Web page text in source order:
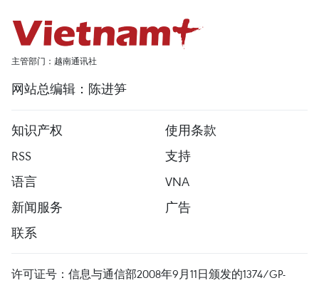
主管部门：越南通讯社
网站总编辑：陈进笋
知识产权
使用条款
RSS
支持
语言
VNA
新闻服务
广告
联系
许可证号：信息与通信部2008年9月11日颁发的1374/GP-